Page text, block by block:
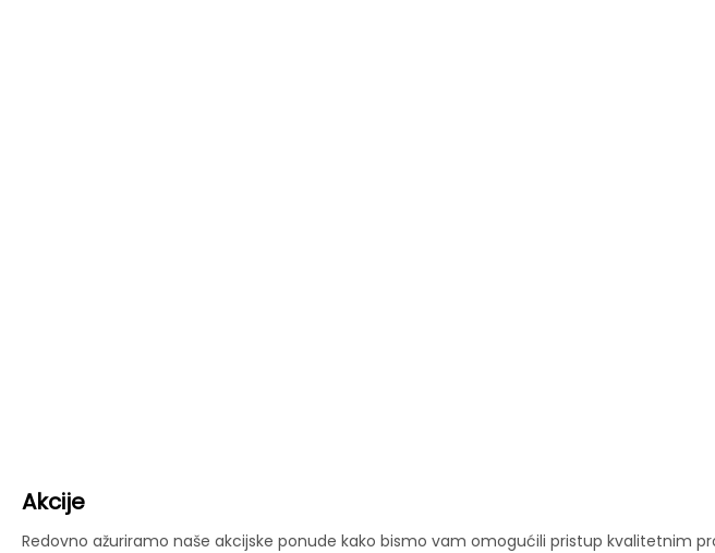
Akcije
Redovno ažuriramo naše akcijske ponude kako bismo vam omogućili pristup kvalitetnim